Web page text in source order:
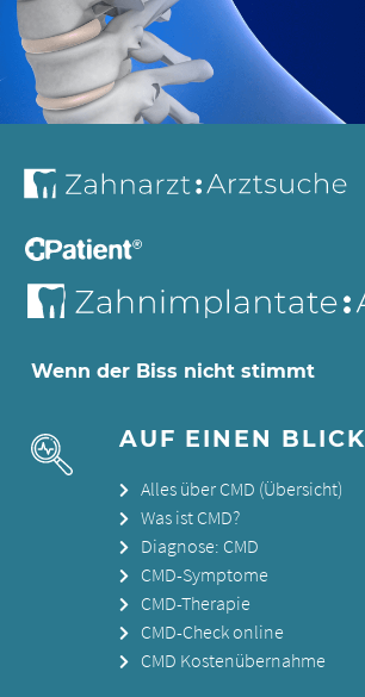
Wenn der Biss nicht stimmt
AUF EINEN BLICK
Alles über CMD (Übersicht)
Was ist CMD?
Diagnose: CMD
CMD-Symptome
CMD-Therapie
CMD-Check online
CMD Kostenübernahme